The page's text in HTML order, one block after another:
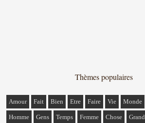
Thèmes populaires
Amour Fait Bien Etre Faire Vie Monde
Homme Gens Temps Femme Chose Grand